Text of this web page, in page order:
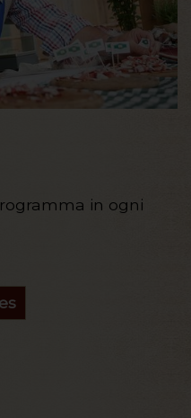
in ogni